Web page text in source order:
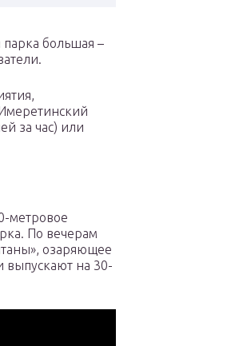
большая –
за час) или
метровое
По вечерам
озаряющее
выпускают на 30-